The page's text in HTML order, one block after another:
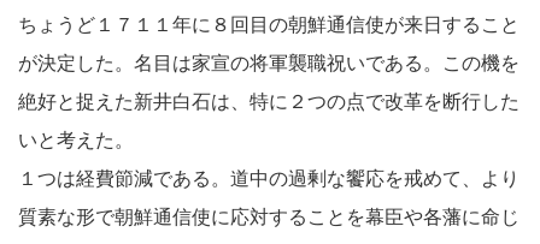
ちょうど１７１１年に８回目の朝鮮通信使が来日すること
が決定した。名目は家宣の将軍襲職祝いである。この機を
絶好と捉えた新井白石は、特に２つの点で改革を断行した
いと考えた。
１つは経費節減である。道中の過剰な饗応を戒めて、より
質素な形で朝鮮通信使に応対することを幕臣や各藩に命じ